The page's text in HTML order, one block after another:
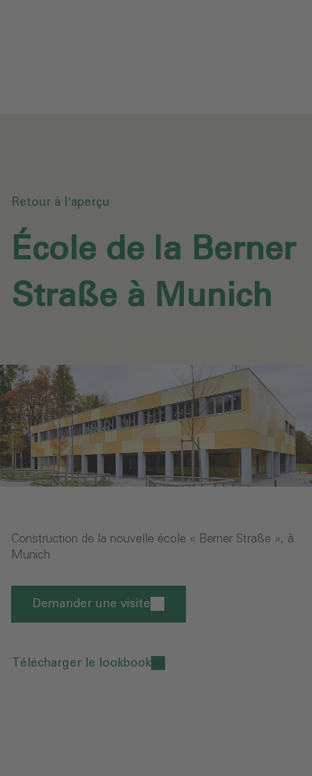
Retour à l'aperçu
École de la Berner
Straße à Munich‎
Construction de la nouvelle école « Berner Straße », à
Munich
Demander une visite
Télécharger le lookbook